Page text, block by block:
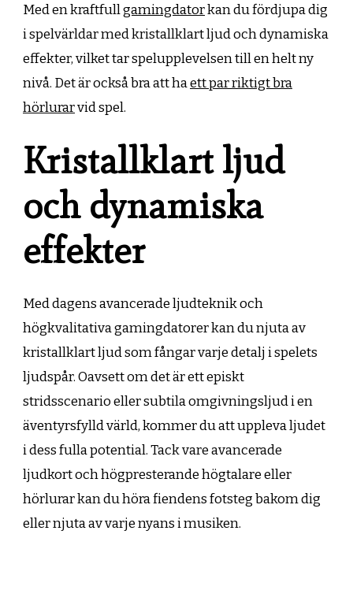
Med en kraftfullgamingdatorkan du fördjupa dig
i spelvärldar med kristallklart ljud och dynamiska
effekter, vilket tar spelupplevelsen till en helt ny
nivå. Det är också bra att haett par riktigt bra
hörlurarvid spel.
Kristallklart ljud
och dynamiska
effekter
Med dagens avancerade ljudteknik och
högkvalitativa gamingdatorer kan du njuta av
kristallklart ljud som fångar varje detalj i spelets
ljudspår. Oavsett om det är ett episkt
stridsscenario eller subtila omgivningsljud i en
äventyrsfylld värld, kommer du att uppleva ljudet
i dess fulla potential. Tack vare avancerade
ljudkort och högpresterande högtalare eller
hörlurar kan du höra fiendens fotsteg bakom dig
eller njuta av varje nyans i musiken.